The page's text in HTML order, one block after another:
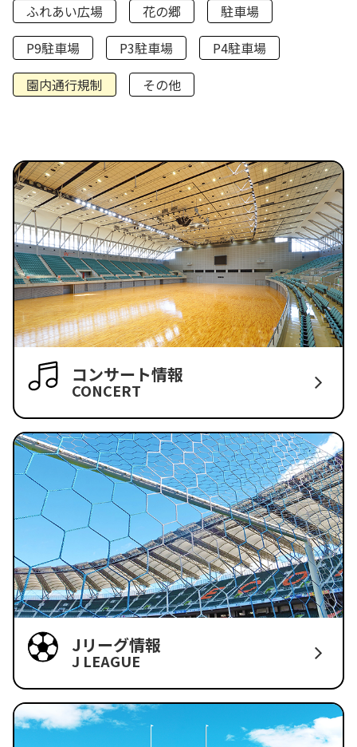
ふれあい広場
花の郷
駐車場
P9駐車場
P3駐車場
P4駐車場
園内通行規制
その他
コンサート情報
CONCERT
Jリーグ情報
J LEAGUE